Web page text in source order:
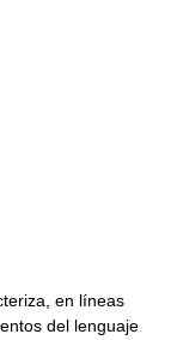
en líneas
del lenguaje